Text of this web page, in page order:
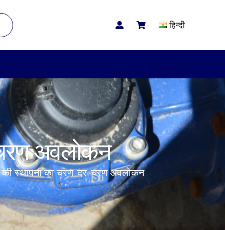
हिन्दी
चरण अवलोकन
की स्थापना का चरण-दर-चरण अवलोकन